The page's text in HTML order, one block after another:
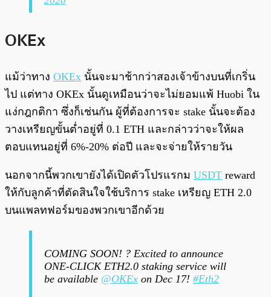
OKEx
แม้ว่าทาง OKEx นั้นจะมาช้ากว่าสองเจ้าข้างบนที่เกริ่น
ไป แต่ทาง OKEx นั้นดูเหมือนว่าจะไม่ยอมแพ้ Huobi ใน
แง่กฎกติกา ซึ่งก็เช่นกัน ผู้ที่ต้องการจะ stake นั้นจะต้อง
วางเหรียญขั้นต่ำอยู่ที่ 0.1 ETH และกล่าวว่าจะให้ผล
ตอบแทนอยู่ที่ 6%-20% ต่อปี และจะจ่ายให้รายวัน
นอกจากนี้พวกเขายังได้เปิดตัวโปรแรกม USDT reward
ให้กับลูกค้าที่ตัดสินใจใช้บริการ stake เหรียญ ETH 2.0
บนแพลทฟอร์มของพวกเขาอีกด้วย
COMING SOON! ? Excited to announce
ONE-CLICK ETH2.0 staking service will
be available @OKEx on Dec 17! #Eth2